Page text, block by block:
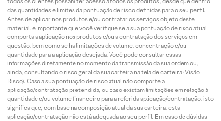
das quantidades e limites da pontuação de risco definidas para o seu perfil.
Antes de aplicar nos produtos e/ou contratar os serviços objeto deste
material, é importante que você verifique se a sua pontuação de risco atual
comporta a aplicação nos produtos e/ou a contratação dos serviços em
questão, bem como se há limitações de volume, concentração e/ou
quantidade para a aplicação desejada. Você pode consultar essas
informações diretamente no momento da transmissão da sua ordem ou,
ainda, consultando o risco geral da sua carteira na tela de carteira (Visão
Risco). Caso a sua pontuação de risco atual não comporte a
aplicação/contratação pretendida, ou caso existam limitações em relação à
quantidade e/ou volume financeiro para a referida aplicação/contratação, isto
significa que, com base na composição atual da sua carteira, esta
aplicação/contratação não está adequada ao seu perfil. Em caso de dúvidas